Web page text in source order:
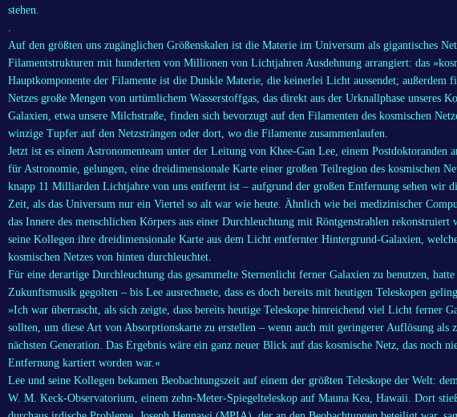
stehen.
.
Auf den größten uns zugänglichen Größenskalen ist die Materie im Universum als gigantisches
Filamentstrukturen mit hunderten von Millionen von Lichtjahren Ausdehnung arrangiert: das
Hauptkomponente der Filamente ist die Dunkle Materie, die keinerlei Licht aussendet; außerdem
Netzes große Mengen von urtümlichem Wasserstoffgas, das direkt aus der Urknallphase unseres
Galaxien, etwa unsere Milchstraße, finden sich bevorzugt auf den Filamenten des kosmischen
winzige Tupfer auf den Netzsträngen oder dort, wo die Filamente zusammenlaufen.
Jetzt ist es einem Astronomenteam unter der Leitung von Khee-Gan Lee, einem Postdoktoranden
für Astronomie, gelungen, eine dreidimensionale Karte einer großen Teilregion des kosmischen
knapp 11 Milliarden Lichtjahre von uns entfernt ist – aufgrund der großen Entfernung sehen wir
Zeit, als das Universum nur ein Viertel so alt war wie heute. Ähnlich wie bei medizinischer
das Innere des menschlichen Körpers aus einer Durchleuchtung mit Röntgenstrahlen
seine Kollegen ihre dreidimensionale Karte aus dem Licht entfernter Hintergrund-Galaxien,
kosmischen Netzes von hinten durchleuchtet.
Für eine derartige Durchleuchtung das gesammelte Sternenlicht ferner Galaxien zu benutzen,
Zukunftsmusik gegolten – bis Lee ausrechnete, dass es doch bereits mit heutigen Teleskopen
»Ich war überrascht, als sich zeigte, dass bereits heutige Teleskope hinreichend viel Licht ferner
sollten, um diese Art von Absorptionskarte zu erstellen – wenn auch mit geringerer Auflösung als
nächsten Generation. Das Ergebnis wäre ein ganz neuer Blick auf das kosmische Netz, das noch
Entfernung kartiert worden war.«
Lee und seine Kollegen bekamen Beobachtungszeit auf einem der größten Teleskope der Welt:
W. M. Keck-Observatorium, einem zehn-Meter-Spiegelteleskop auf Mauna Kea, Hawaii. Dort